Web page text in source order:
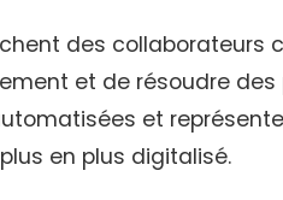
des collaborateurs
et de résoudre des
et
en plus digitalisé.